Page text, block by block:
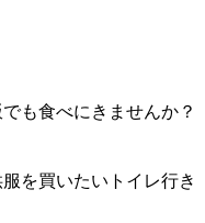
も食べにきませんか？
を買いたい トイレ行き